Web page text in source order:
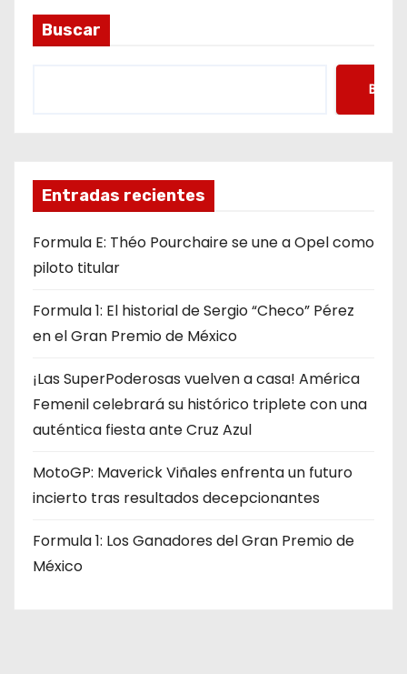
Buscar
Entradas recientes
Formula E: Théo Pourchaire se une a Opel como
piloto titular
Formula 1: El historial de Sergio “Checo” Pérez
en el Gran Premio de México
¡Las SuperPoderosas vuelven a casa! América
Femenil celebrará su histórico triplete con una
auténtica fiesta ante Cruz Azul
MotoGP: Maverick Viñales enfrenta un futuro
incierto tras resultados decepcionantes
Formula 1: Los Ganadores del Gran Premio de
México